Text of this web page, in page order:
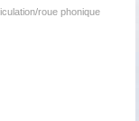
roue phonique